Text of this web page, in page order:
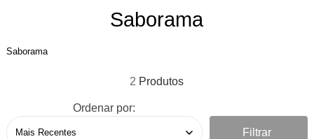
Saborama
Saborama
2
Ordenar por:
Filtrar